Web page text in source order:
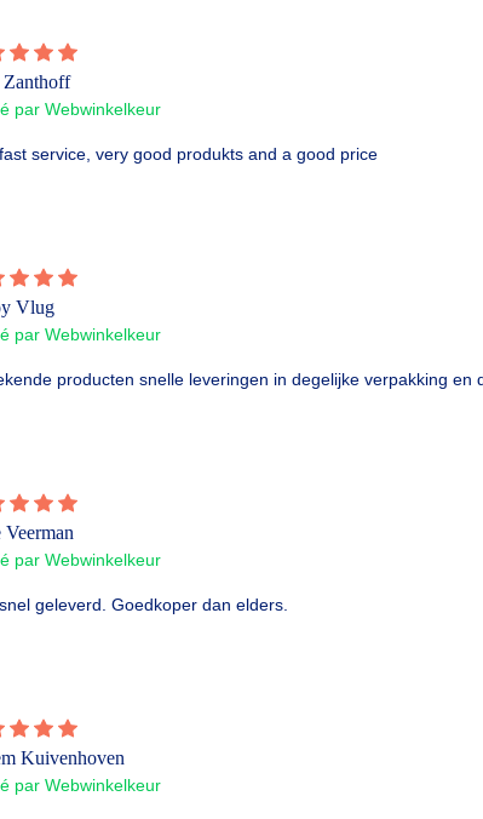
par Webwinkelkeur
service, very good produkts and a good price
Vlug
par Webwinkelkeur
producten snelle leveringen in degelijke verpakking
par Webwinkelkeur
geleverd. Goedkoper dan elders.
Kuivenhoven
par Webwinkelkeur